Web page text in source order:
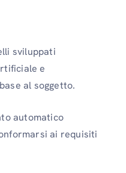
sviluppati
e
al soggetto.
automatico
ai requisiti